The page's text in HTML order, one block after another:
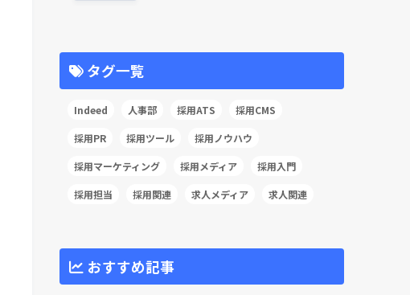
タグ一覧
Indeed 人事部 採用ATS 採用CMS
採用PR 採用ツール 採用ノウハウ
採用マーケティング 採用メディア 採用入門
採用担当 採用関連 求人メディア 求人関連
おすすめ記事